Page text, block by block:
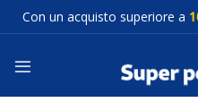
SaltaCon un acquisto superiore a